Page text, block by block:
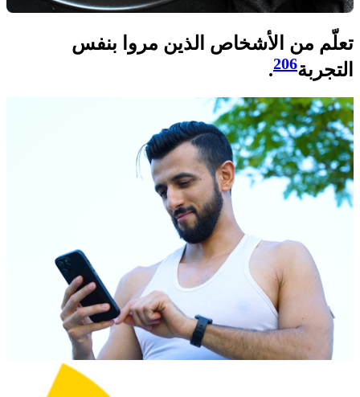
تعلّم من الأشخاص الذين مروا بنفس
التجربة206
.​